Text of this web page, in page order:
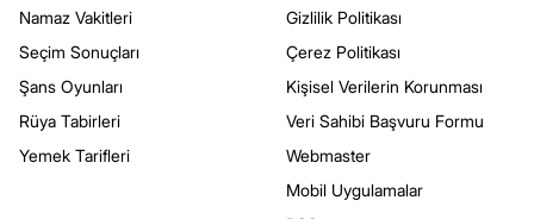
Namaz Vakitleri
Seçim Sonuçları
Şans Oyunları
Rüya Tabirleri
Yemek Tarifleri
Gizlilik Politikası
Çerez Politikası
Kişisel Verilerin Korunması
Veri Sahibi Başvuru Formu
Webmaster
Mobil Uygulamalar